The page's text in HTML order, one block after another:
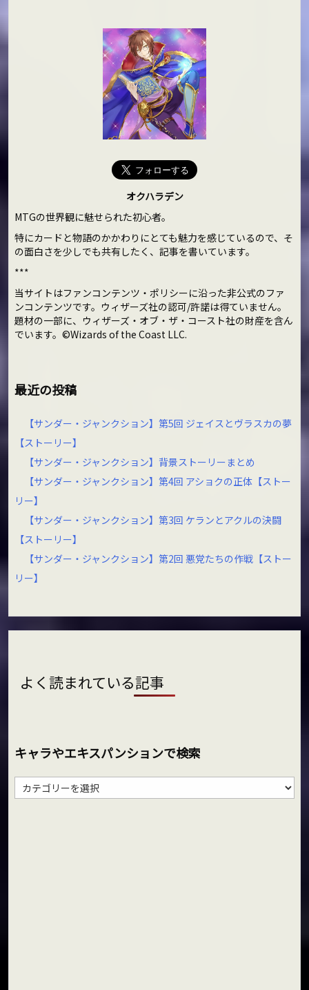
オクハラデン
MTGの世界観に魅せられた初心者。
特にカードと物語のかかわりにとても魅力を感じているので、そ
の面白さを少しでも共有したく、記事を書いています。
***
当サイトはファンコンテンツ・ポリシーに沿った非公式のファ
ンコンテンツです。ウィザーズ社の認可/許諾は得ていません。
題材の一部に、ウィザーズ・オブ・ザ・コースト社の財産を含ん
でいます。©Wizards of the Coast LLC.
最近の投稿
【サンダー・ジャンクション】第5回 ジェイスとヴラスカの夢
【ストーリー】
【サンダー・ジャンクション】背景ストーリーまとめ
【サンダー・ジャンクション】第4回 アショクの正体【ストー
リー】
【サンダー・ジャンクション】第3回 ケランとアクルの決闘
【ストーリー】
【サンダー・ジャンクション】第2回 悪党たちの作戦【ストー
リー】
よく読まれている記事
キャラやエキスパンションで検索
キ
ャ